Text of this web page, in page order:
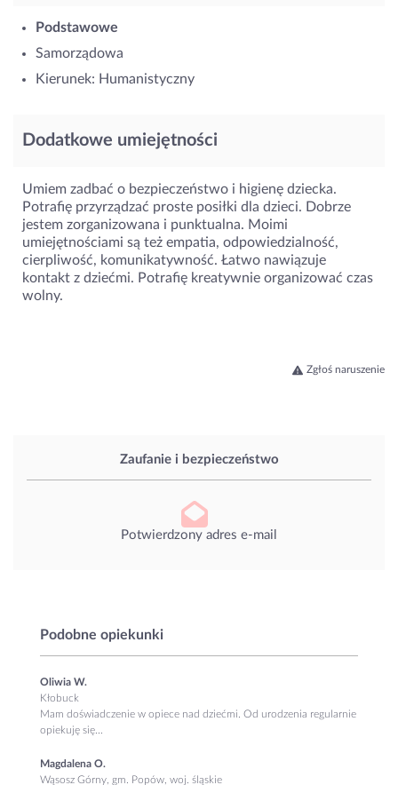
Zaufanie i bezpieczeństwo
Potwierdzony adres e-mail
Podobne opiekunki
Oliwia W.
Kłobuck
Mam doświadczenie w opiece nad dziećmi. Od urodzenia regularnie
opiekuję się...
Magdalena O.
Wąsosz Górny, gm. Popów, woj. śląskie
Podstawowe
Samorządowa
Kierunek: Humanistyczny
Dodatkowe umiejętności
Umiem zadbać o bezpieczeństwo i higienę dziecka.
Potrafię przyrządzać proste posiłki dla dzieci. Dobrze
jestem zorganizowana i punktualna. Moimi
umiejętnościami są też empatia, odpowiedzialność,
cierpliwość, komunikatywność. Łatwo nawiązuje
kontakt z dziećmi. Potrafię kreatywnie organizować czas
wolny.
Zgłoś naruszenie